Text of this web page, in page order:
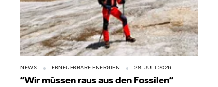
NEWS ERNEUERBARE ENERGIEN 28. JULI 2026
"Wir müssen raus aus den Fossilen"